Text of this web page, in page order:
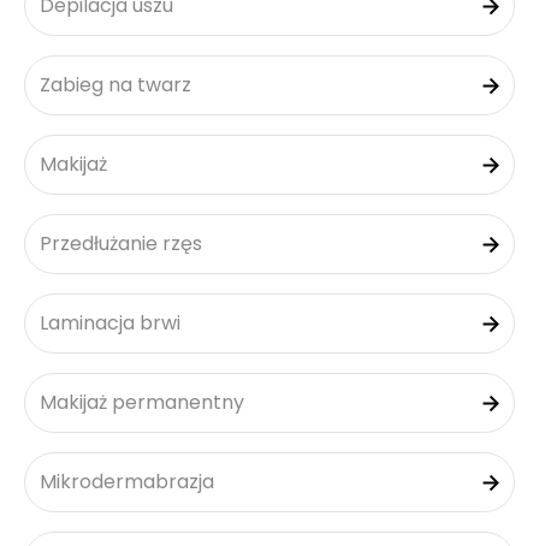
Zabieg na twarz
Makijaż
Przedłużanie rzęs
Laminacja brwi
Makijaż permanentny
Mikrodermabrazja